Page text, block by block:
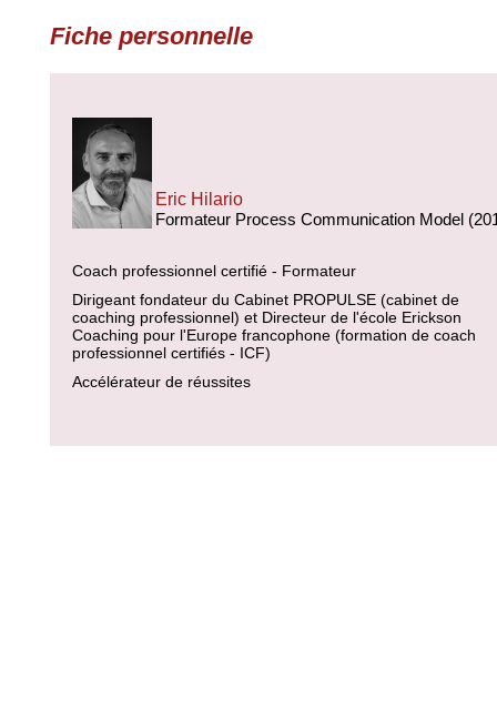
Fiche personnelle
Eric Hilario
Formateur Process Communication Model
Coach professionnel certifié - Formateur
Dirigeant fondateur du Cabinet PROPULSE (cabinet de
coaching professionnel) et Directeur de l'école Erickson
Coaching pour l'Europe francophone (formation de coach
professionnel certifiés - ICF)
Accélérateur de réussites